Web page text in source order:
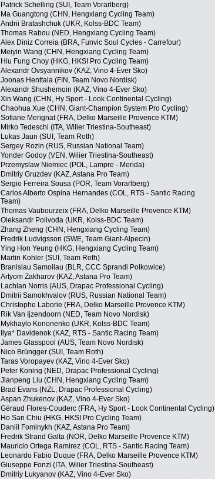
Patrick Schelling (SUI, Team Vorarlberg)
Ma Guangtong (CHN, Hengxiang Cycling Team)
Andrii Bratashchuk (UKR, Kolss-BDC Team)
Thomas Rabou (NED, Hengxiang Cycling Team)
Alex Diniz Correia (BRA, Funvic Soul Cycles - Carrefour)
Meiyin Wang (CHN, Hengxiang Cycling Team)
Hiu Fung Choy (HKG, HKSI Pro Cycling Team)
Alexandr Ovsyannikov (KAZ, Vino 4-Ever Sko)
Joonas Henttala (FIN, Team Novo Nordisk)
Alexandr Shushemoin (KAZ, Vino 4-Ever Sko)
Xin Wang (CHN, Hy Sport - Look Continental Cycling)
Chaohua Xue (CHN, Giant-Champion System Pro Cycling)
Sofiane Merignat (FRA, Delko Marseille Provence KTM)
Mirko Tedeschi (ITA, Wilier Triestina-Southeast)
Lukas Jaun (SUI, Team Roth)
Sergey Rozin (RUS, Russian National Team)
Yonder Godoy (VEN, Wilier Triestina-Southeast)
Przemyslaw Niemiec (POL, Lampre - Merida)
Dmitriy Gruzdev (KAZ, Astana Pro Team)
Sergio Ferreira Sousa (POR, Team Vorarlberg)
Carlos Alberto Ospina Hernandes (COL, RTS - Santic Racing
Team)
Thomas Vaubourzeix (FRA, Delko Marseille Provence KTM)
Oleksandr Polivoda (UKR, Kolss-BDC Team)
Zhang Zheng (CHN, Hengxiang Cycling Team)
Fredrik Ludvigsson (SWE, Team Giant-Alpecin)
Ying Hon Yeung (HKG, Hengxiang Cycling Team)
Martin Kohler (SUI, Team Roth)
Branislau Samoilau (BLR, CCC Sprandi Polkowice)
Artyom Zakharov (KAZ, Astana Pro Team)
Lachlan Norris (AUS, Drapac Professional Cycling)
Dmitrii Samokhvalov (RUS, Russian National Team)
Christophe Laborie (FRA, Delko Marseille Provence KTM)
Rik Van Ijzendoorn (NED, Team Novo Nordisk)
Mykhaylo Kononenko (UKR, Kolss-BDC Team)
Ilya* Davidenok (KAZ, RTS - Santic Racing Team)
James Glasspool (AUS, Team Novo Nordisk)
Nico Brüngger (SUI, Team Roth)
Taras Voropayev (KAZ, Vino 4-Ever Sko)
Peter Koning (NED, Drapac Professional Cycling)
Jianpeng Liu (CHN, Hengxiang Cycling Team)
Brad Evans (NZL, Drapac Professional Cycling)
Aspan Zhukenov (KAZ, Vino 4-Ever Sko)
Géraud Flores-Couderc (FRA, Hy Sport - Look Continental Cycling)
Ho San Chiu (HKG, HKSI Pro Cycling Team)
Daniil Fominykh (KAZ, Astana Pro Team)
Fredrik Strand Galta (NOR, Delko Marseille Provence KTM)
Mauricio Ortega Ramirez (COL, RTS - Santic Racing Team)
Leonardo Fabio Duque (FRA, Delko Marseille Provence KTM)
Giuseppe Fonzi (ITA, Wilier Triestina-Southeast)
Dmitriy Lukyanov (KAZ, Vino 4-Ever Sko)